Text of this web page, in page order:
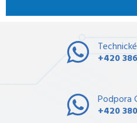
+420
Podpora
+420